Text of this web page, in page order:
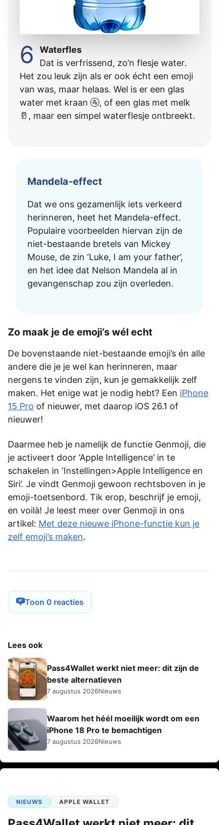
6
Waterfles
Dat is verfrissend, zo’n flesje water.
Het zou leuk zijn als er ook écht een emoji
van was, maar helaas. Wel is er een glas
water met kraan 🚰, of een glas met melk
🥛, maar een simpel waterflesje ontbreekt.
Mandela-effect
Dat we ons gezamenlijk iets verkeerd
herinneren, heet het Mandela-effect.
Populaire voorbeelden hiervan zijn de
niet-bestaande bretels van Mickey
Mouse, de zin ‘Luke, I am your father’,
en het idee dat Nelson Mandela al in
gevangenschap zou zijn overleden.
Zo maak je de emoji’s wél echt
De bovenstaande niet-bestaande emoji’s én alle
andere die je je wel kan herinneren, maar
nergens te vinden zijn, kun je gemakkelijk zelf
maken. Het enige wat je nodig hebt? Een iPhone
15 Pro of nieuwer, met daarop iOS 26.1 of
nieuwer!
Daarmee heb je namelijk de functie Genmoji, die
je activeert door ‘Apple Intelligence’ in te
schakelen in ‘Instellingen>Apple Intelligence en
Siri’. Je vindt Genmoji gewoon rechtsboven in je
emoji-toetsenbord. Tik erop, beschrijf je emoji,
en voilà! Je leest meer over Genmoji in ons
artikel: Met deze nieuwe iPhone-functie kun je
zelf emoji’s maken.
Toon 0 reacties
Lees ook
Pass4Wallet werkt niet meer: dit zijn de
beste alternatieven
7 augustus 2026Nieuws
Waarom het héél moeilijk wordt om een
iPhone 18 Pro te bemachtigen
7 augustus 2026Nieuws
NIEUWS APPLE WALLET